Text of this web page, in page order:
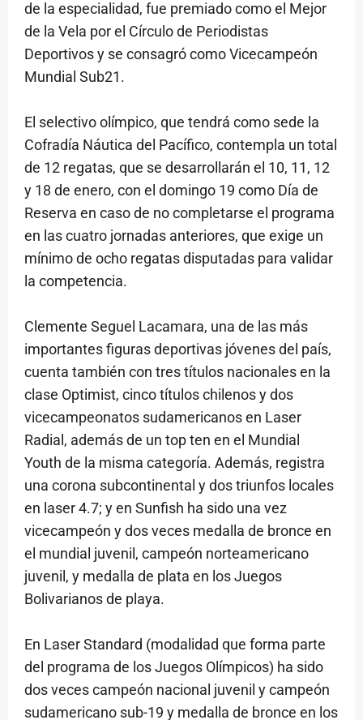
de la especialidad, fue premiado como el Mejor
de la Vela por el Círculo de Periodistas
Deportivos y se consagró como Vicecampeón
Mundial Sub21.
El selectivo olímpico, que tendrá como sede la
Cofradía Náutica del Pacífico, contempla un total
de 12 regatas, que se desarrollarán el 10, 11, 12
y 18 de enero, con el domingo 19 como Día de
Reserva en caso de no completarse el programa
en las cuatro jornadas anteriores, que exige un
mínimo de ocho regatas disputadas para validar
la competencia.
Clemente Seguel Lacamara, una de las más
importantes figuras deportivas jóvenes del país,
cuenta también con tres títulos nacionales en la
clase Optimist, cinco títulos chilenos y dos
vicecampeonatos sudamericanos en Laser
Radial, además de un top ten en el Mundial
Youth de la misma categoría. Además, registra
una corona subcontinental y dos triunfos locales
en laser 4.7; y en Sunfish ha sido una vez
vicecampeón y dos veces medalla de bronce en
el mundial juvenil, campeón norteamericano
juvenil, y medalla de plata en los Juegos
Bolivarianos de playa.
En Laser Standard (modalidad que forma parte
del programa de los Juegos Olímpicos) ha sido
dos veces campeón nacional juvenil y campeón
sudamericano sub-19 y medalla de bronce en los